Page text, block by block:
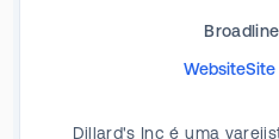
WebsiteSite
Dillard's Inc é uma